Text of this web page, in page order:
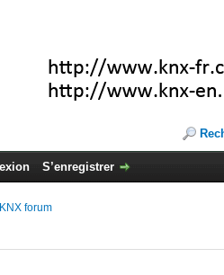
S’enregistrer
forum